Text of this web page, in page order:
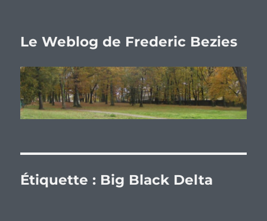
Le Weblog de Frederic Bezies
Étiquette : Big Black Delta